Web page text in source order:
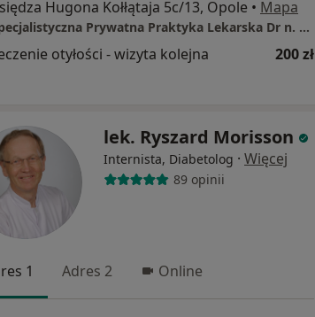
Hugona Kołłątaja 5c/13, Opole • Mapa
Specjalistyczna Prywatna Praktyka Lekarska Dr n. med. Anna Rostropowicz-Honka
otyłości - wizyta kolejna 200 zł
lek. Ryszard Morisson
Internista, Diabetolog · Więcej
89 opinii
1 Adres 2 Online